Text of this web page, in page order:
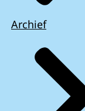
Archief